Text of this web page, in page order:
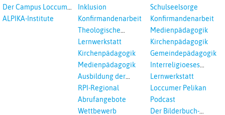
Der Campus Loccum
und Loccumer
ALPIKA-Institute
Inklusion
Konfirmandenarbeit
Theologische
Fortbildungen,
Interreligöses Lernen
Lernwerkstatt
Kirchenpädagogik
Medienpädagogik
Ausbildung der
Vikar*innen
RPI-Regional
Abrufangebote
Wettbewerb
Schulseelsorge
Konfirmandenarbeit
Medienpädagogik
Kirchenpädagogik
Gemeindepädagogik
Interreligioeses
Lernen
Lernwerkstatt
Loccumer Pelikan
Podcast
Der Bilderbuch-